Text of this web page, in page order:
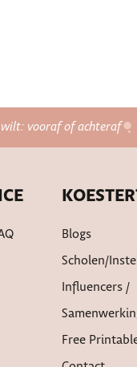
vooraf of achteraf
Blogs
Scholen/
Influencers /
Free